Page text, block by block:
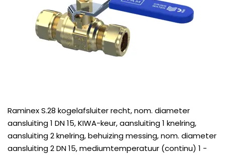
Raminex S.28 kogelafsluiter recht, nom. diameter
aansluiting 1 DN 15, KIWA-keur, aansluiting 1 knelring,
aansluiting 2 knelring, behuizing messing, nom. diameter
aansluiting 2 DN 15, mediumtemperatuur (continu) 1 -